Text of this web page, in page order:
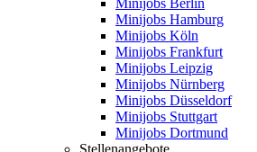
Minijobs Berlin
Minijobs Hamburg
Minijobs Köln
Minijobs Frankfurt
Minijobs Leipzig
Minijobs Nürnberg
Minijobs Düsseldorf
Minijobs Stuttgart
Minijobs Dortmund
Stellenangebote